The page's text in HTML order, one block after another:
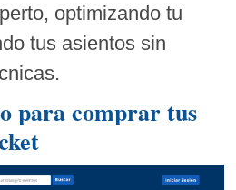
optimizando tu
tus asientos sin
para comprar tus